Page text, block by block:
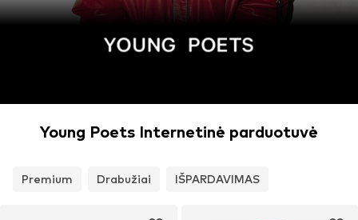
Young Poets Internetinė parduotuvė
Premium Drabužiai IŠPARDAVIMAS